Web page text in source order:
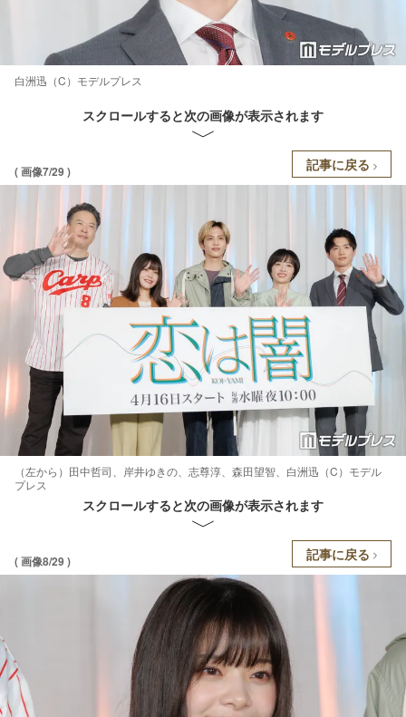
白洲迅（C）モデルプレス
スクロールすると次の画像が表示されます
( 画像7/29 ) 記事に戻る
（左から）田中哲司、岸井ゆきの、志尊淳、森田望智、白洲迅（C）モデル
プレス
スクロールすると次の画像が表示されます
( 画像8/29 ) 記事に戻る